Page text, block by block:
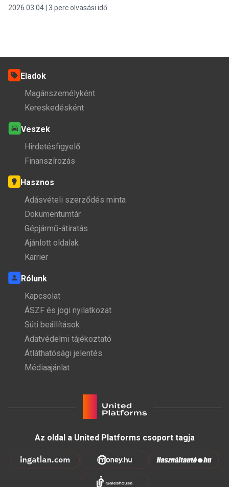
2026.03.04. 3 perc olvasási idő
Eladok
Magánszemélyként
Kereskedésként
Veszek
Hirdetésfigyelő
Finanszírozás
Hasznos
Adásvételi szerződés minta
Dokumentumtár
Gépjármű-átiratás
Ajánlott oldalak
Karrier
Rólunk
Kapcsolat
ÁSZF és jogi nyilatkozat
Süti beállítások
Adatvédelmi tájékoztató
Átláthatósági jelentés
Médiaajánlat
Az oldal a United Platforms csoport tagja